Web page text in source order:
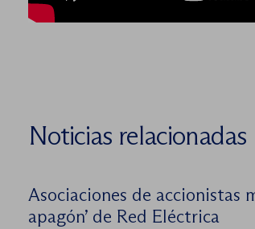
Noticias relacionadas
Asociaciones de accionistas
apagón’ de Red Eléctrica